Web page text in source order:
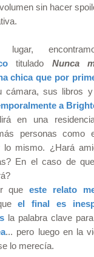
sin hacer
lugar,
titulado Nunca
chica que por
cámara, sus libros
a
en una
personas como
lo mismo. ¿Hará
En el caso de
queeste relato
el final es
la palabra clave
... pero luego en la
lo merecía.